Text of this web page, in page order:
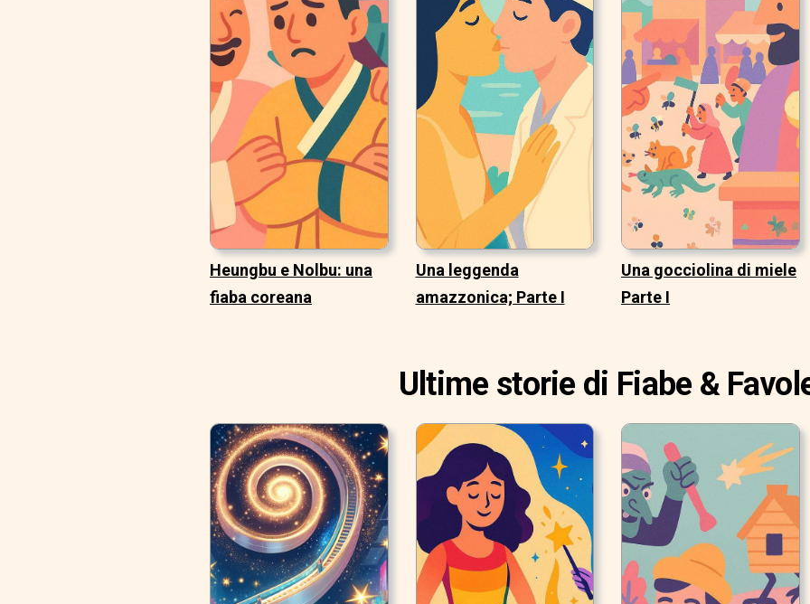
Heungbu e Nolbu: una
fiaba coreana
Una leggenda
amazzonica; Parte I
Una gocciolina di miele
Parte I
Ultime storie di Fiabe &